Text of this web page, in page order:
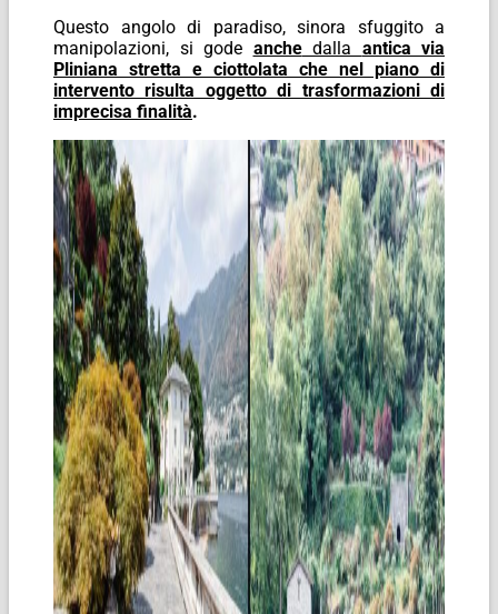
Questo angolo di paradiso, sinora sfuggito a
manipolazioni, si gode anchedalla antica via
Pliniana stretta e ciottolata che nel piano di
intervento risulta oggetto di trasformazioni di
imprecisa finalità.